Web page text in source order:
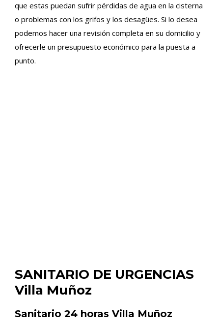
que estas puedan sufrir pérdidas de agua en la cisterna
o problemas con los grifos y los desagües. Si lo desea
podemos hacer una revisión completa en su domicilio y
ofrecerle un presupuesto económico para la puesta a
punto.
SANITARIO DE URGENCIAS
Villa Muñoz
Sanitario 24 horas Villa Muñoz